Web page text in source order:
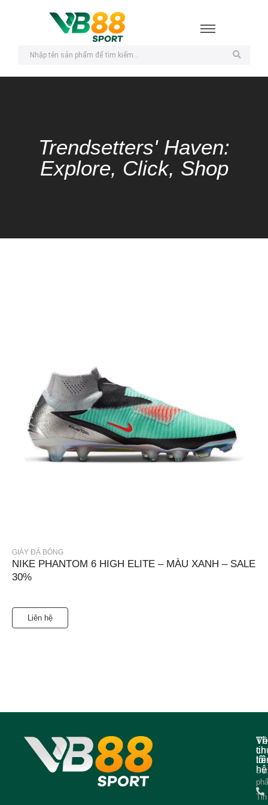
Trendsetters' Haven:
Explore, Click, Shop
GIÀY ĐÁ BÓNG
NIKE PHANTOM 6 HIGH ELITE – MÀU XANH – SALE
30%
Liên hệ
Về
tôi
Tin
tin
hệ